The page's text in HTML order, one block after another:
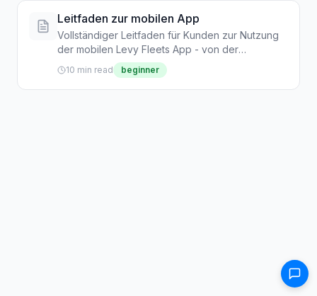
Leitfaden zur mobilen App
Vollständiger Leitfaden für Kunden zur Nutzung
der mobilen Levy Fleets App - von der
Registrierung über Fahrten und Zahlungen bis hin
zu Treueprämien
10 min read beginner